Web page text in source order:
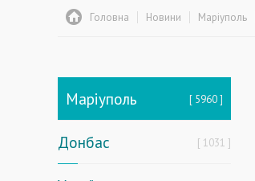
Головна Новини Маріуполь
Маріуполь 5960
Донбас 1031